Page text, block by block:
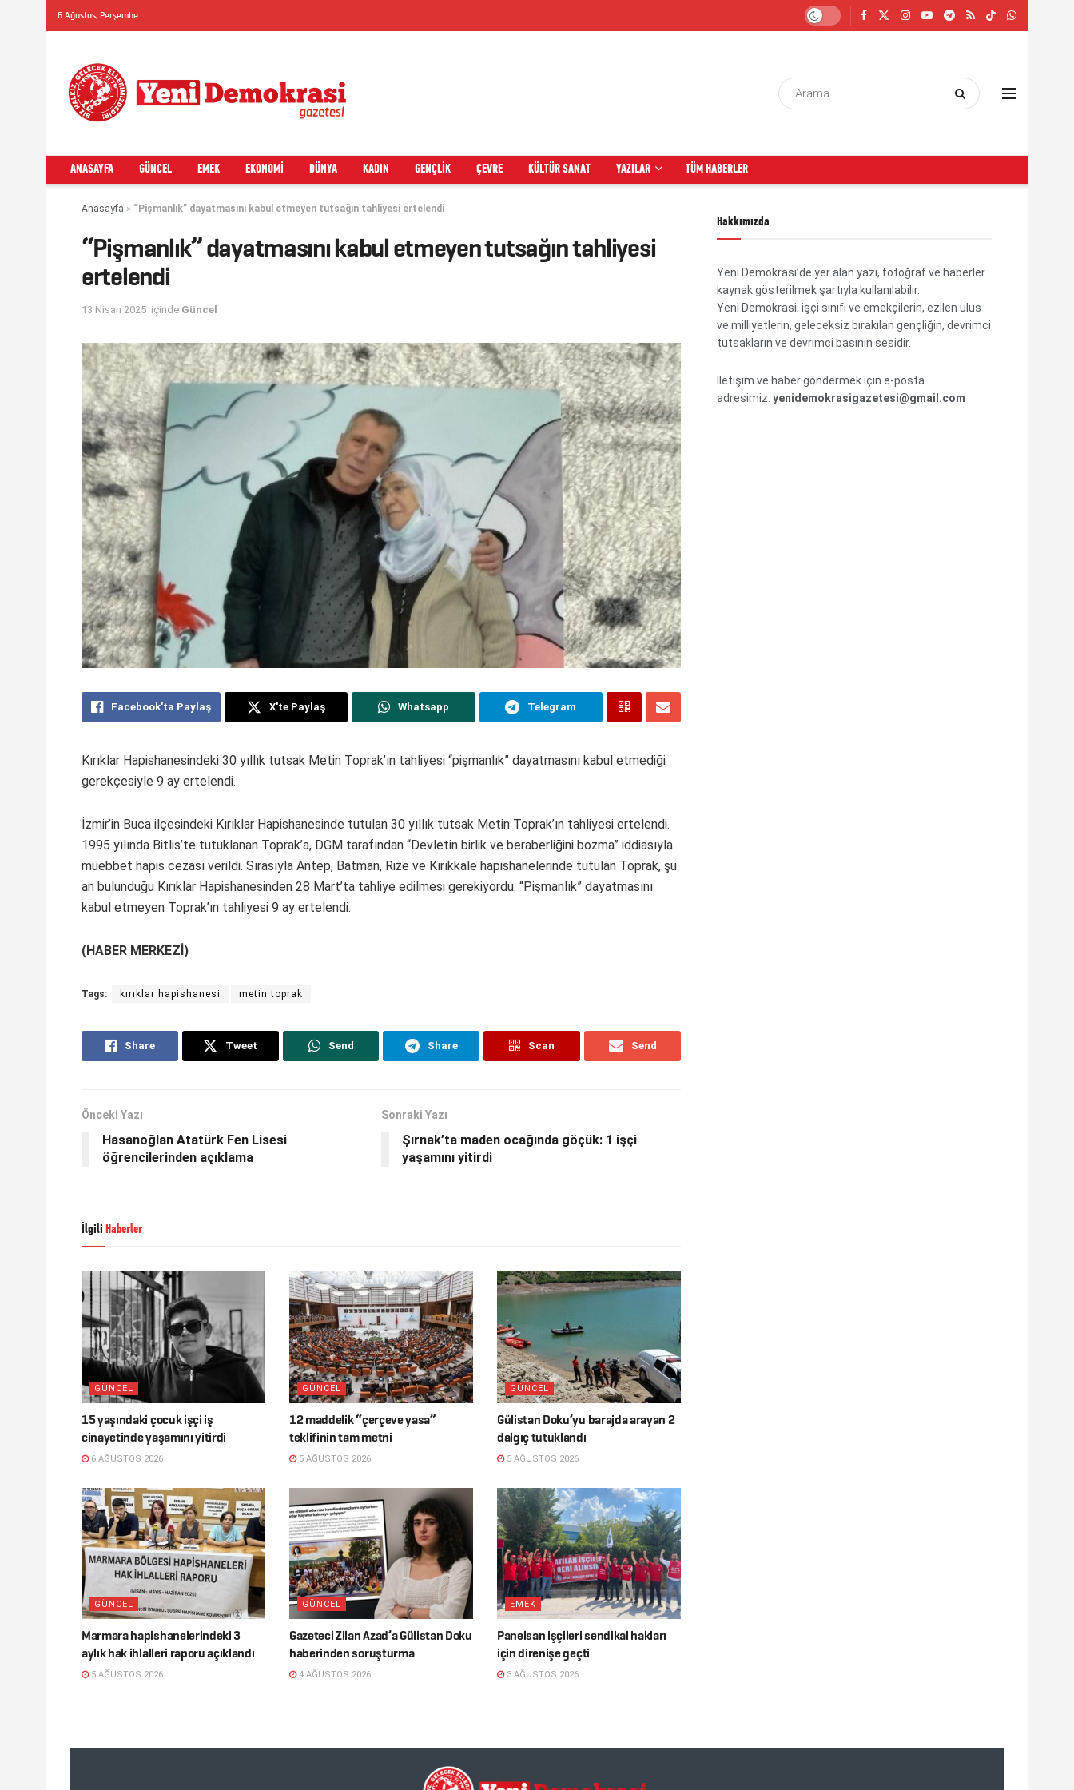
6 Ağustos, Perşembe
ANASAYFA GÜNCEL EMEK EKONOMI DÜNYA KADIN GENÇLIK ÇEVRE KÜLTÜR SANAT YAZILAR TÜM HABERLER
Anasayfa » “Pişmanlık” dayatmasını kabul etmeyen tutsağın tahliyesi ertelendi
“Pişmanlık” dayatmasını kabul etmeyen tutsağın tahliyesi
ertelendi
13 Nisan 2025 içinde Güncel
Facebook'ta Paylaş X'te Paylaş Whatsapp Telegram
Kırıklar Hapishanesindeki 30 yıllık tutsak Metin Toprak’ın tahliyesi “pişmanlık” dayatmasını kabul etmediği
gerekçesiyle 9 ay ertelendi.
İzmir’in Buca ilçesindeki Kırıklar Hapishanesinde tutulan 30 yıllık tutsak Metin Toprak’ın tahliyesi ertelendi.
1995 yılında Bitlis’te tutuklanan Toprak’a, DGM tarafından “Devletin birlik ve beraberliğini bozma” iddiasıyla
müebbet hapis cezası verildi. Sırasıyla Antep, Batman, Rize ve Kırıkkale hapishanelerinde tutulan Toprak, şu
an bulunduğu Kırıklar Hapishanesinden 28 Mart’ta tahliye edilmesi gerekiyordu. “Pişmanlık” dayatmasını
kabul etmeyen Toprak’ın tahliyesi 9 ay ertelendi.
(HABER MERKEZİ)
Tags: kırıklar hapishanesi metin toprak
Share Tweet Send Share Scan Send
Önceki Yazı
Hasanoğlan Atatürk Fen Lisesi
öğrencilerinden açıklama
Sonraki Yazı
Şırnak’ta maden ocağında göçük: 1 işçi
yaşamını yitirdi
İlgili Haberler
GÜNCEL
15 yaşındaki çocuk işçi iş
cinayetinde yaşamını yitirdi
6 AĞUSTOS 2026
GÜNCEL
12 maddelik “çerçeve yasa”
teklifinin tam metni
5 AĞUSTOS 2026
GÜNCEL
Gülistan Doku’yu barajda arayan 2
dalgıç tutuklandı
5 AĞUSTOS 2026
GÜNCEL
Marmara hapishanelerindeki 3
aylık hak ihlalleri raporu açıklandı
5 AĞUSTOS 2026
GÜNCEL
Gazeteci Zilan Azad’a Gülistan Doku
haberinden soruşturma
4 AĞUSTOS 2026
EMEK
Panelsan işçileri sendikal hakları
için direnişe geçti
3 AĞUSTOS 2026
Hakkımızda
Yeni Demokrasi’de yer alan yazı, fotoğraf ve haberler
kaynak gösterilmek şartıyla kullanılabilir.
Yeni Demokrasi; işçi sınıfı ve emekçilerin, ezilen ulus
ve milliyetlerin, geleceksiz bırakılan gençliğin, devrimci
tutsakların ve devrimci basının sesidir.
İletişim ve haber göndermek için e-posta
adresimiz: yenidemokrasigazetesi@gmail.com